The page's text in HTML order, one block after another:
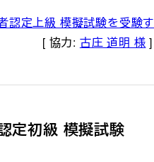
認定上級 模擬試験を受験
: 古庄 道明 様 ]
定初級 模擬試験